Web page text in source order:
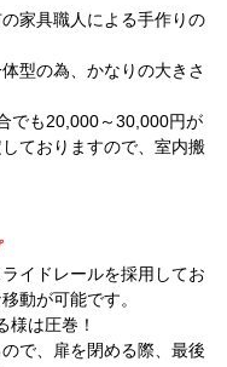
家具職人による手作りの
型の為、かなりの大きさ
でも20,000～30,000円が
ておりますので、室内搬
イドレールを採用してお
動が可能です。
様は圧巻！
で、扉を閉める際、最後